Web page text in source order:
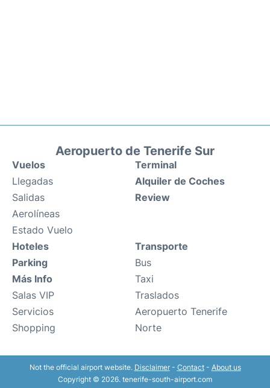
Aeropuerto de Tenerife Sur
Vuelos
Llegadas
Salidas
Aerolíneas
Estado Vuelo
Terminal
Alquiler de Coches
Review
Hoteles
Parking
Más Info
Salas VIP
Servicios
Shopping
Transporte
Bus
Taxi
Traslados
Aeropuerto Tenerife
Norte
Not the official airport website. Disclaimer- Contact- About us
Copyright © 2026. tenerife-south-airport.com